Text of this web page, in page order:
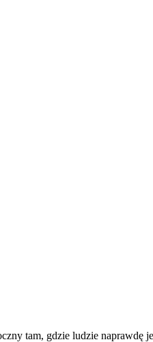
tam, gdzie ludzie naprawdę